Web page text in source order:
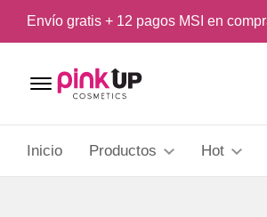
Envío gratis + 12 pagos MSI en
Menu Open
Inicio Productos Hot